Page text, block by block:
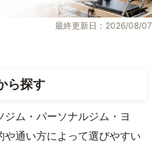
最終更新日：2026/08/07
ら探す
ム・パーソナルジム・ヨ
通い方によって選びやすい